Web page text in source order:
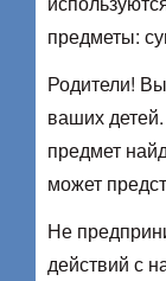
предметы:
Родители!
ваших
предмет
может
Не
действий с